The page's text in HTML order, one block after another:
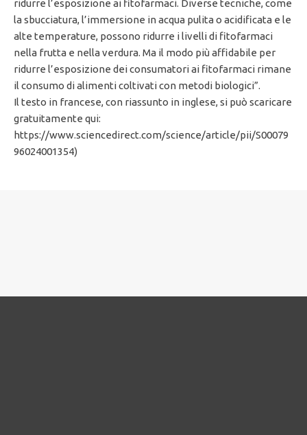
ridurre l’esposizione ai fitofarmaci. Diverse tecniche, come
la sbucciatura, l’immersione in acqua pulita o acidificata e le
alte temperature, possono ridurre i livelli di fitofarmaci
nella frutta e nella verdura. Ma il modo più affidabile per
ridurre l’esposizione dei consumatori ai fitofarmaci rimane
il consumo di alimenti coltivati con metodi biologici”.
Il testo in francese, con riassunto in inglese, si può scaricare
gratuitamente qui:
https://www.sciencedirect.com/science/article/pii/S00079
96024001354)